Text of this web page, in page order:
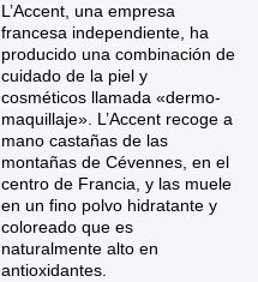
L’Accent, una empresa
francesa independiente, ha
producido una combinación de
cuidado de la piel y
cosméticos llamada «dermo-
maquillaje». L’Accent recoge a
mano castañas de las
montañas de Cévennes, en el
centro de Francia, y las muele
en un fino polvo hidratante y
coloreado que es
naturalmente alto en
antioxidantes.